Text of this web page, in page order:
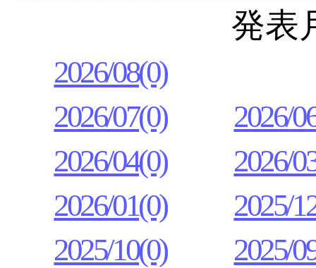
発表
2026/08(0)
2026/07(0)
2026/
2026/04(0)
2026/
2026/01(0)
2025/
2025/10(0)
2025/